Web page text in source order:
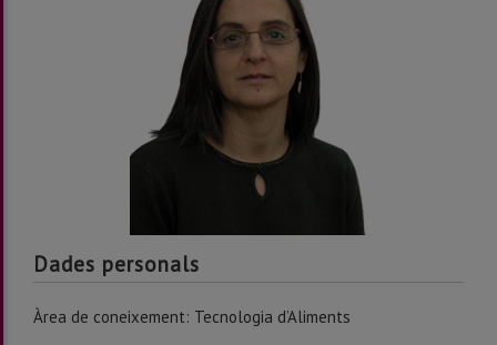
Dades personals
Àrea de coneixement: Tecnologia d’Aliments